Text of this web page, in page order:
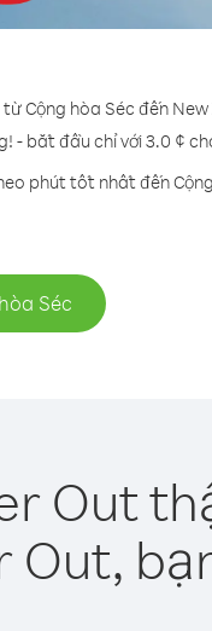
Cộng hòa Séc đến
- bắt đầu chỉ với 3.0 ¢
phút tốt nhất đến
Séc
Out
Out,